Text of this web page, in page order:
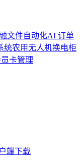
文件自动化AI 订单
统农用无人机换电柜
卡管理
端下载